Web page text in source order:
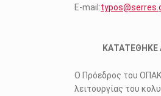
E-mail:
ΚΑΤΑΤΕΘΗΚΕ
Ο Πρόεδρος του
λειτουργίας του